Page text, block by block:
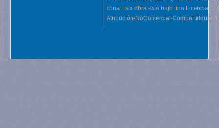
cbna Esta obra está bajo una Licencia
Atribución-NoComercial-CompartirIgual